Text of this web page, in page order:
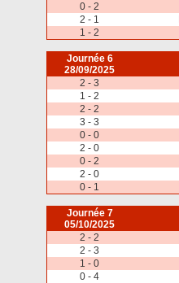
0 - 2
2 - 1
1 - 2
Journée 6
28/09/2025
2 - 3
1 - 2
2 - 2
3 - 3
0 - 0
2 - 0
0 - 2
2 - 0
0 - 1
Journée 7
05/10/2025
2 - 2
2 - 3
1 - 0
0 - 4